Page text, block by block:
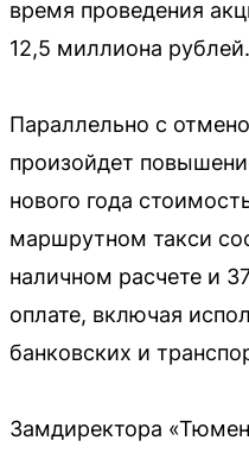
время проведения
12,5 миллиона рублей.
Параллельно с
произойдет
нового года
маршрутном такси
наличном расчете и
оплате, включая
банковских и
Замдиректора